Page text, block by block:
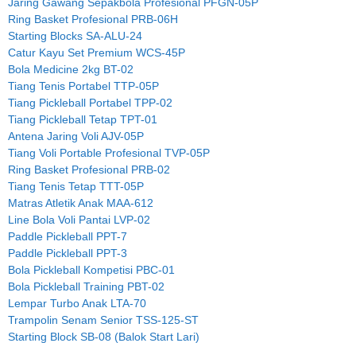
Ring Basket Profesional PRB-06H
Starting Blocks SA-ALU-24
Catur Kayu Set Premium WCS-45P
Bola Medicine 2kg BT-02
Tiang Tenis Portabel TTP-05P
Tiang Pickleball Portabel TPP-02
Tiang Pickleball Tetap TPT-01
Antena Jaring Voli AJV-05P
Tiang Voli Portable Profesional TVP-05P
Ring Basket Profesional PRB-02
Tiang Tenis Tetap TTT-05P
Matras Atletik Anak MAA-612
Line Bola Voli Pantai LVP-02
Paddle Pickleball PPT-7
Paddle Pickleball PPT-3
Bola Pickleball Kompetisi PBC-01
Bola Pickleball Training PBT-02
Lempar Turbo Anak LTA-70
Trampolin Senam Senior TSS-125-ST
Starting Block SB-08 (Balok Start Lari)